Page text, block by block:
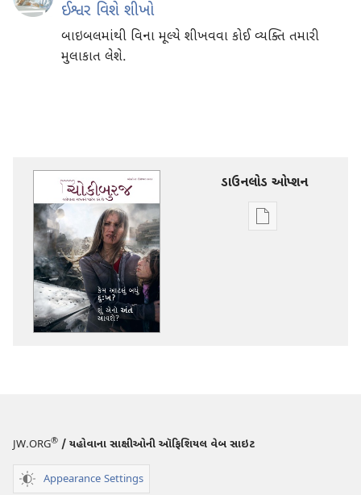
ઈશ્વર વિશે શીખો
બાઇબલમાંથી વિના મૂલ્યે શીખવવા કોઈ વ્યક્તિ તમારી
મુલાકાત લેશે.
ડાઉનલોડ ઓપ્શન
ડિજિટલ
JW.ORG® / યહોવાના સાક્ષીઓની ઑફિશિયલ વેબ સાઇટ
Appearance Settings